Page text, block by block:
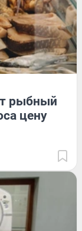
рыбный
цену